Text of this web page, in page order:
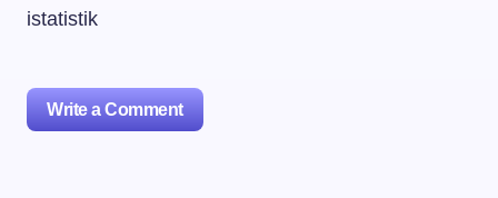
istatistik
Write a Comment